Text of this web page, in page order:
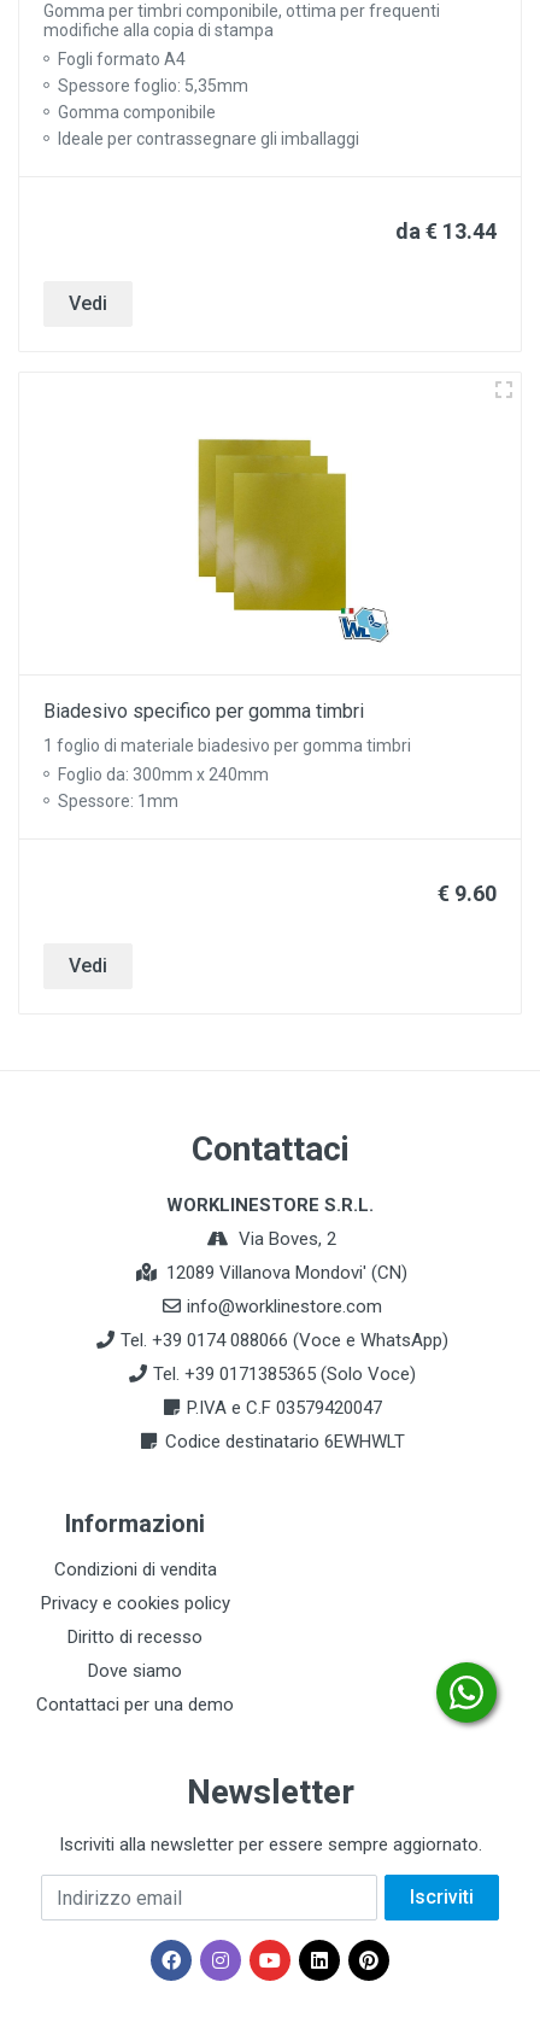
Gomma per timbri componibile, ottima per frequenti
modifiche alla copia di stampa
Fogli formato A4
Spessore foglio: 5,35mm
Gomma componibile
Ideale per contrassegnare gli imballaggi
da € 13.44
Vedi
Biadesivo specifico per gomma timbri
1 foglio di materiale biadesivo per gomma timbri
Foglio da: 300mm x 240mm
Spessore: 1mm
€ 9.60
Vedi
Contattaci
WORKLINESTORE S.R.L.
Via Boves, 2
12089 Villanova Mondovi' (CN)
info@worklinestore.com
Tel. +39 0174 088066 (Voce e WhatsApp)
Tel. +39 0171385365 (Solo Voce)
P.IVA e C.F 03579420047
Codice destinatario 6EWHWLT
Informazioni
Condizioni di vendita
Privacy e cookies policy
Diritto di recesso
Dove siamo
Contattaci per una demo
Newsletter
Iscriviti alla newsletter per essere sempre aggiornato.
Indirizzo email Iscriviti